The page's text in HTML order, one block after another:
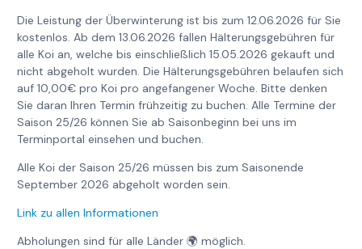
Die Leistung der Überwinterung ist bis zum 12.06.2026 für Sie
kostenlos. Ab dem 13.06.2026 fallen Hälterungsgebühren für
alle Koi an, welche bis einschließlich 15.05.2026 gekauft und
nicht abgeholt wurden. Die Hälterungsgebühren belaufen sich
auf 10,00€ pro Koi pro angefangener Woche. Bitte denken
Sie daran Ihren Termin frühzeitig zu buchen. Alle Termine der
Saison 25/26 können Sie ab Saisonbeginn bei uns im
Terminportal einsehen und buchen.
Alle Koi der Saison 25/26 müssen bis zum Saisonende
September 2026 abgeholt worden sein.
Link zu allen Informationen
Abholungen sind für alle Länder 🌍 möglich.